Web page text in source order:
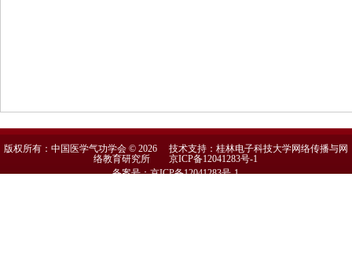
版权所有：中国医学气功学会 © 2026 技术支持：桂林电子科技大学网络传播与网
络教育研究所京ICP备12041283号-1
备案号：京ICP备12041283号-1